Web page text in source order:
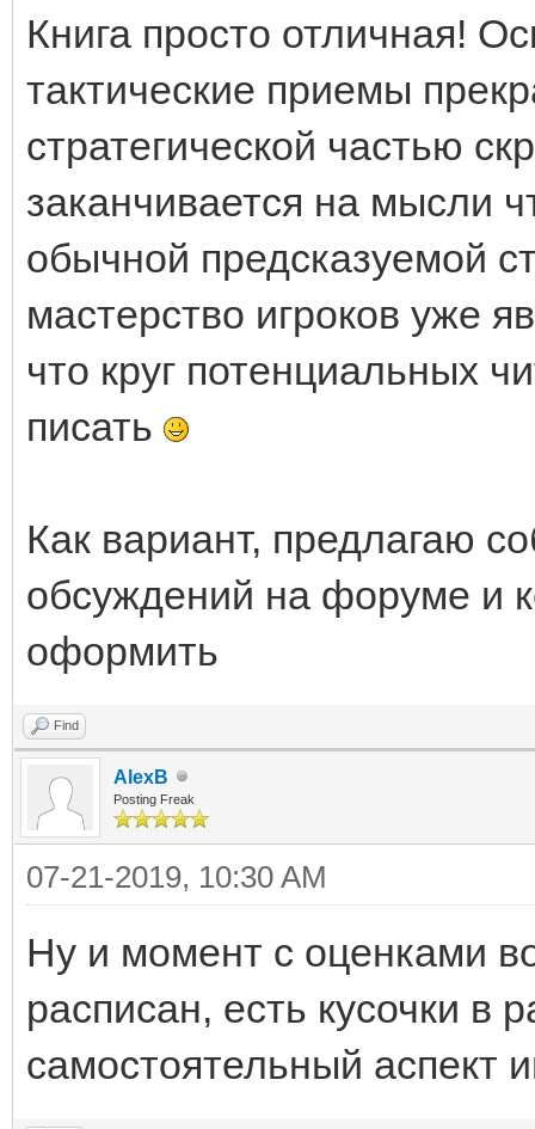
Книга просто отличная!
тактические приемы
стратегической частью
заканчивается на мысли
обычной предсказуемой
мастерство игроков уже
что круг потенциальных
писать
Как вариант, предлагаю
обсуждений на форуме и
оформить
Find
AlexB
Posting Freak
07-21-2019, 10:30 AM
Ну и момент с оценками
расписан, есть кусочки в
самостоятельный аспект